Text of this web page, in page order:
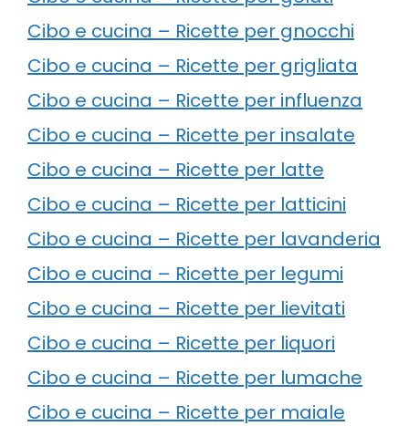
Cibo e cucina – Ricette per gnocchi
Cibo e cucina – Ricette per grigliata
Cibo e cucina – Ricette per influenza
Cibo e cucina – Ricette per insalate
Cibo e cucina – Ricette per latte
Cibo e cucina – Ricette per latticini
Cibo e cucina – Ricette per lavanderia
Cibo e cucina – Ricette per legumi
Cibo e cucina – Ricette per lievitati
Cibo e cucina – Ricette per liquori
Cibo e cucina – Ricette per lumache
Cibo e cucina – Ricette per maiale